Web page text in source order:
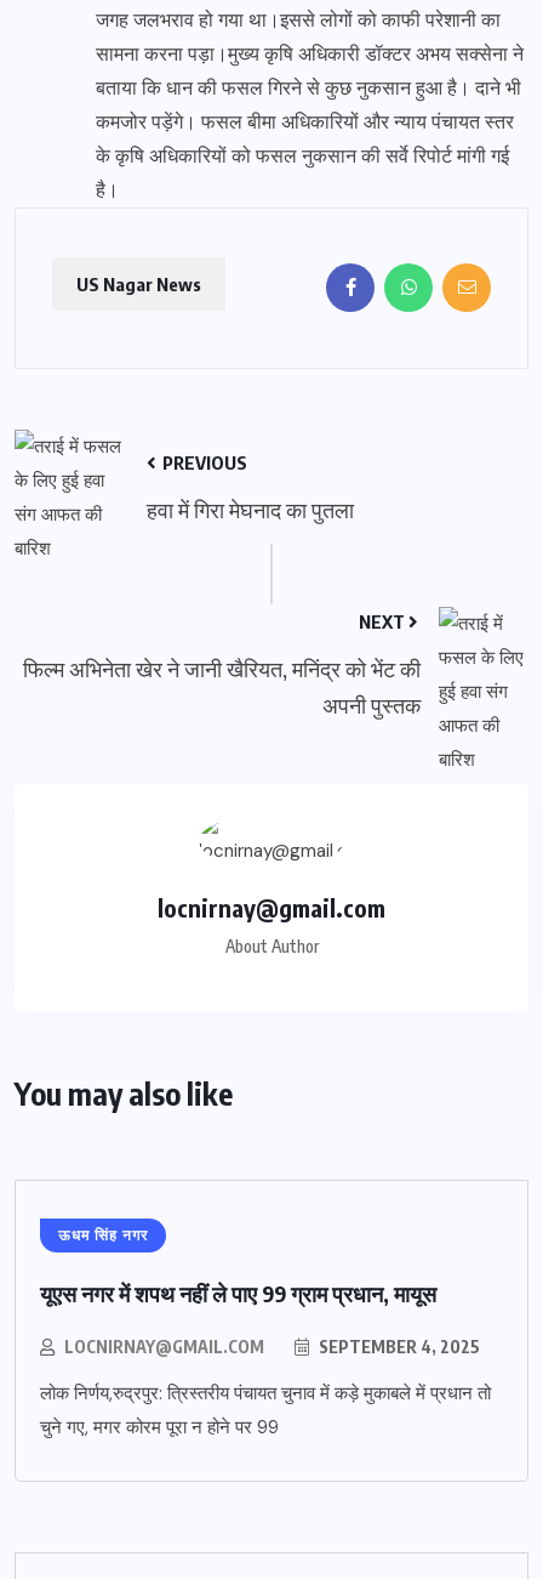
जगह जलभराव हो गया था।इससे लोगों को काफी परेशानी का
सामना करना पड़ा।मुख्य कृषि अधिकारी डॉक्टर अभय सक्सेना ने
बताया कि धान की फसल गिरने से कुछ नुकसान हुआ है। दाने भी
कमजोर पड़ेंगे। फसल बीमा अधिकारियों और न्याय पंचायत स्तर
के कृषि अधिकारियों को फसल नुकसान की सर्वे रिपोर्ट मांगी गई
है।
US Nagar News
PREVIOUS
हवा में गिरा मेघनाद का पुतला
NEXT
फिल्म अभिनेता खेर ने जानी खैरियत, मनिंद्र को भेंट की
अपनी पुस्तक
locnirnay@gmail.com
About Author
You may also like
ऊधम सिंह नगर
यूएस नगर में शपथ नहीं ले पाए 99 ग्राम प्रधान, मायूस
LOCNIRNAY@GMAIL.COM SEPTEMBER 4, 2025
लोक निर्णय,रुद्रपुर: त्रिस्तरीय पंचायत चुनाव में कड़े मुकाबले में प्रधान तो
चुने गए, मगर कोरम पूरा न होने पर 99